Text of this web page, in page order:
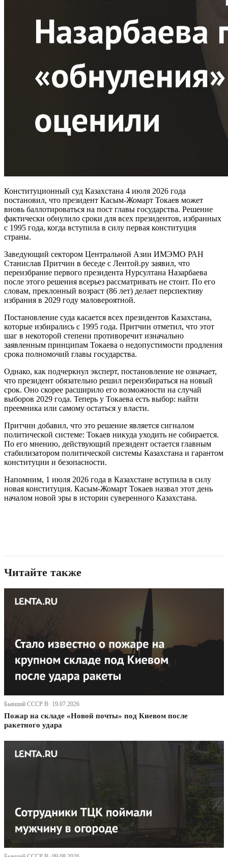
Конституционный суд Казахстана 4 июля 2026 года
постановил, что президент Касым-Жомарт Токаев может
вновь баллотироваться на пост главы государства. Решение
фактически обнулило сроки для всех президентов, избранных
с 1995 года, когда вступила в силу первая конституция
страны.
Заведующий сектором Центральной Азии ИМЭМО РАН
Станислав Притчин в беседе с Лентой.ру заявил, что
переизбрание первого президента Нурсултана Назарбаева
после этого решения всерьез рассматривать не стоит. По его
словам, преклонный возраст (86 лет) делает перспективу
избрания в 2029 году маловероятной.
Постановление суда касается всех президентов Казахстана,
которые избирались с 1995 года. Притчин отметил, что этот
шаг в некоторой степени противоречит изначально
заявленным принципам Токаева о недопустимости продления
срока полномочий главы государства.
Однако, как подчеркнул эксперт, постановление не означает,
что президент обязательно решил переизбираться на новый
срок. Оно скорее расширило его возможности на случай
выборов 2029 года. Теперь у Токаева есть выбор: найти
преемника или самому остаться у власти.
Притчин добавил, что это решение является сигналом
политической системе: Токаев никуда уходить не собирается.
По его мнению, действующий президент остается главным
стабилизатором политической системы Казахстана и гарантом
конституции и безопасности.
Напомним, 1 июля 2026 года в Казахстане вступила в силу
новая конституция. Касым-Жомарт Токаев назвал этот день
началом новой эры в истории суверенного Казахстана.
Читайте также
Бывший СССР В· 19.07.2026
Пожар на складе «Новой почты» под Киевом после
ракетного удара